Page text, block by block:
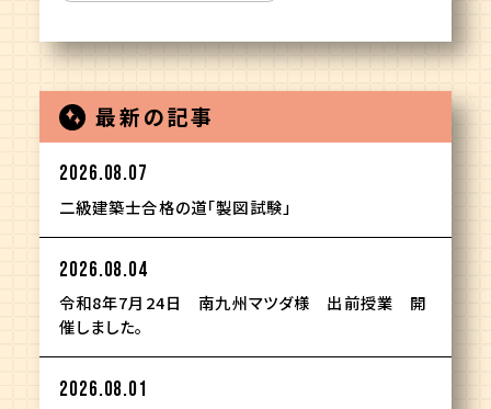
最新の記事
2026.08.07
二級建築士合格の道「製図試験」
2026.08.04
令和8年7月24日 南九州マツダ様 出前授業 開
催しました。
2026.08.01